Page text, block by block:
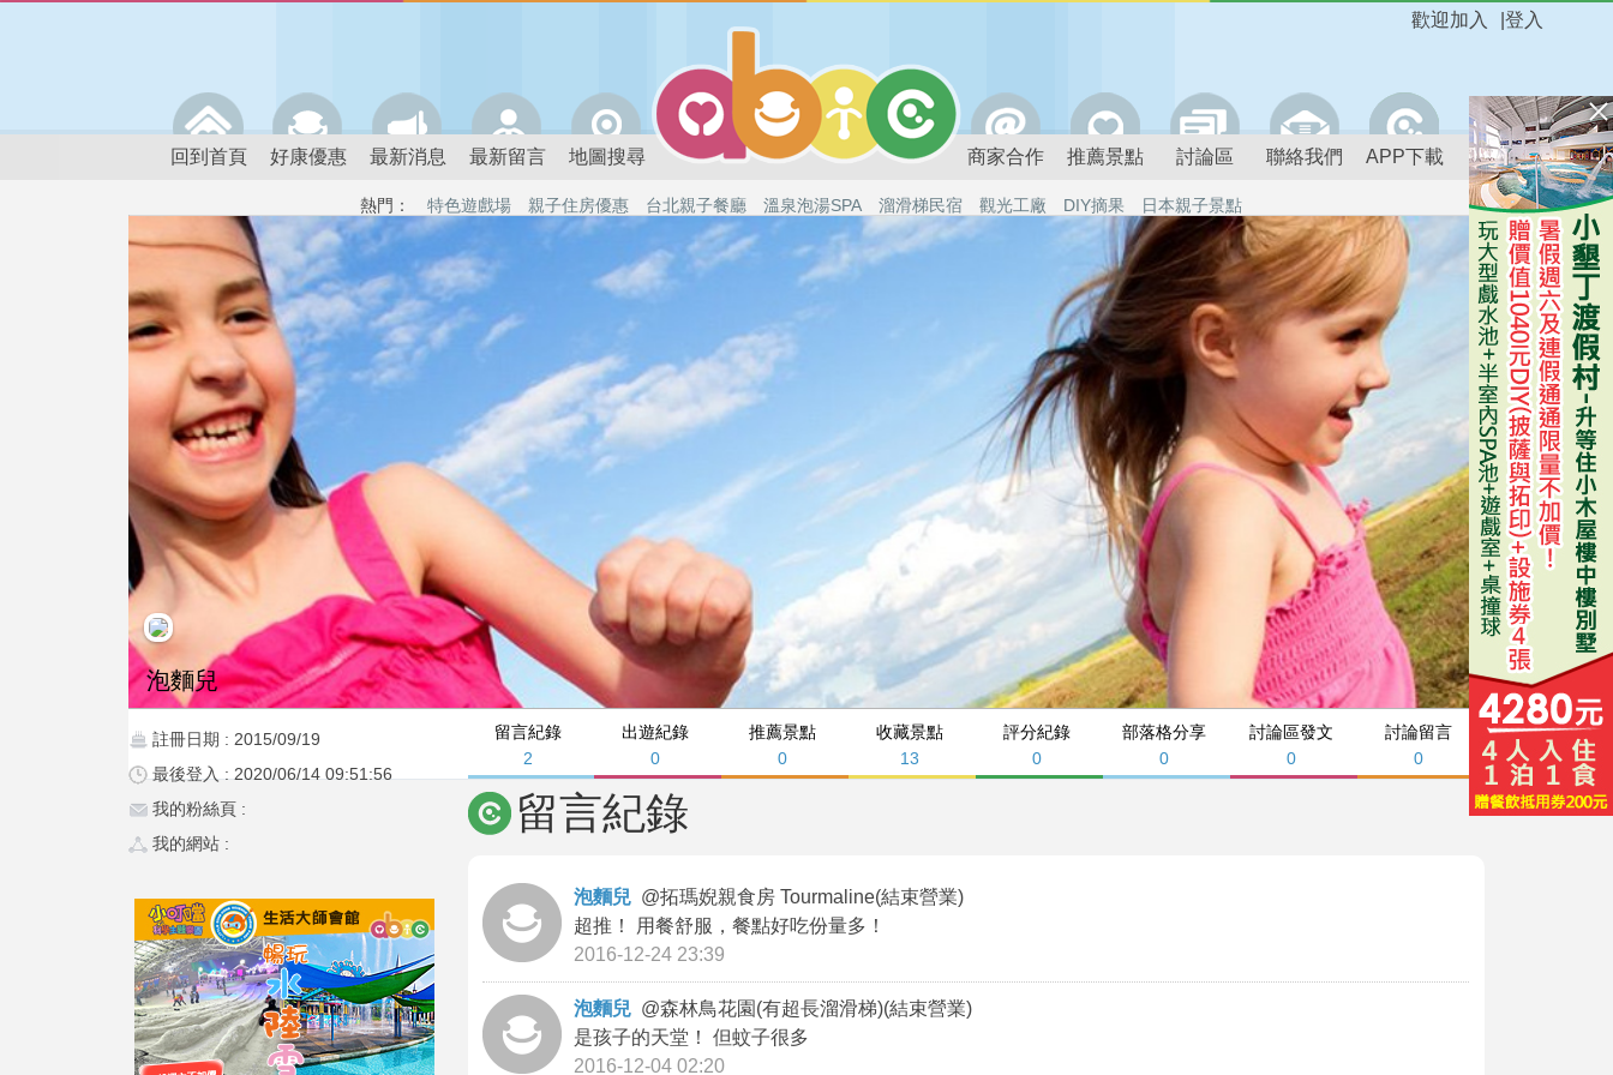
登入
歡迎加入
回到首頁 好康優惠 最新消息 最新留言 地圖搜尋 商家合作 推薦景點 討論區 聯絡我們 APP下載
熱門： 特色遊戲場 親子住房優惠 台北親子餐廳 溫泉泡湯SPA 溜滑梯民宿 觀光工廠 DIY摘果 日本親子景點
留言紀錄
2
出遊紀錄
0
推薦景點
0
收藏景點
13
評分紀錄
0
部落格分享
0
討論區發文
0
討論留言
0
泡麵兒
註冊日期 : 2015/09/19
最後登入 : 2020/06/14 09:51:56
我的粉絲頁 :
我的網站 :
留言紀錄
泡麵兒 @拓瑪婗親食房 Tourmaline(結束營業)
超推！ 用餐舒服，餐點好吃份量多！
2016-12-24 23:39
泡麵兒 @森林鳥花園(有超長溜滑梯)(結束營業)
是孩子的天堂！ 但蚊子很多
2016-12-04 02:20